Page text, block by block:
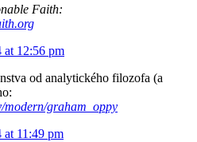
Faith:
at 12:56 pm
od analytického filozofa (a
graham_oppy
at 11:49 pm